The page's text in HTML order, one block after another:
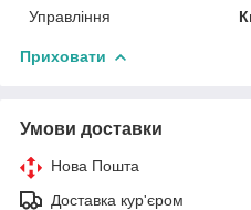
Управління
Приховати
Умови доставки
Нова Пошта
Доставка кур'єром